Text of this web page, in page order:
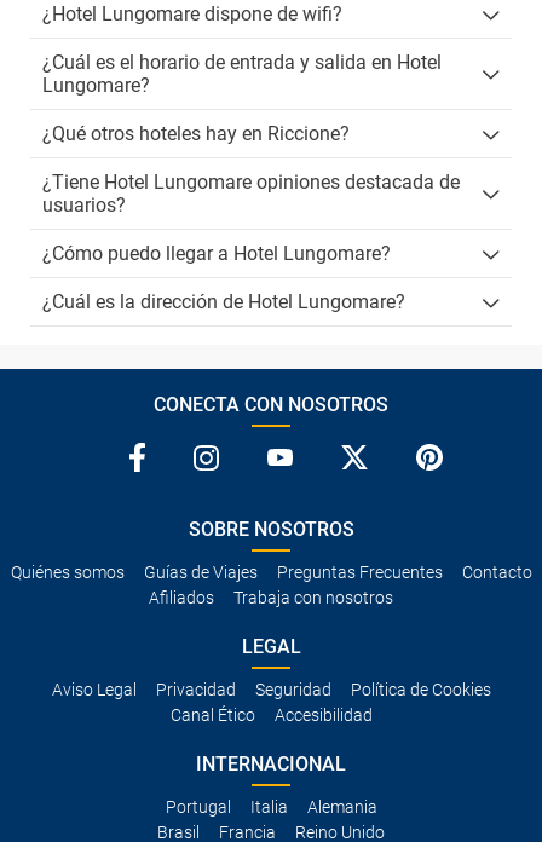
¿Hotel Lungomare dispone de wifi?
¿Cuál es el horario de entrada y salida en Hotel
Lungomare?
¿Qué otros hoteles hay en Riccione?
¿Tiene Hotel Lungomare opiniones destacada de
usuarios?
¿Cómo puedo llegar a Hotel Lungomare?
¿Cuál es la dirección de Hotel Lungomare?
CONECTA CON NOSOTROS
SOBRE NOSOTROS
Quiénes somos Guías de Viajes Preguntas Frecuentes
Contacto
Afiliados
Trabaja con nosotros
LEGAL
Aviso Legal Privacidad Seguridad
Política de Cookies
Canal Ético
Accesibilidad
INTERNACIONAL
Portugal Italia
Alemania
Brasil
Francia Reino Unido